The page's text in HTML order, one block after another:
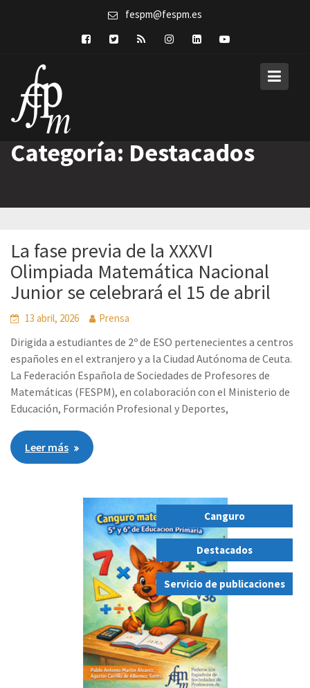
fespm@fespm.es
Categoría: Destacados
La fase previa de la XXXVI
Olimpiada Matemática Nacional
Junior se celebrará el 15 de abril
13 abril, 2026 Prensa
Dirigida a estudiantes de 2º de ESO pertenecientes a centros
españoles en el extranjero y a la Ciudad Autónoma de Ceuta.
La Federación Española de Sociedades de Profesores de
Matemáticas (FESPM), en colaboración con el Ministerio de
Educación, Formación Profesional y Deportes,
Leer más
Canguro
,
Destacados
,
Servicio de publicaciones